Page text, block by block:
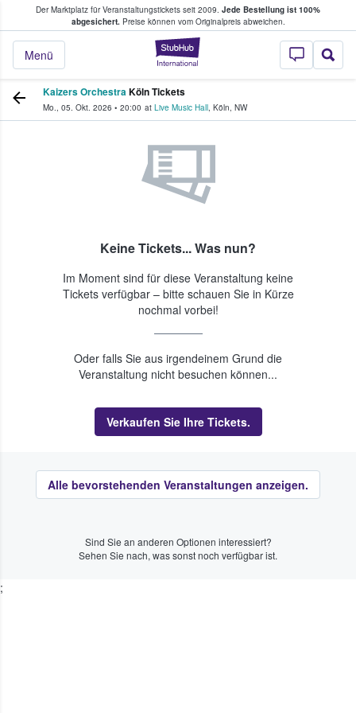
Der Marktplatz für Veranstaltungstickets seit 2009. Jede Bestellung ist 100%
abgesichert.Preise können vom Originalpreis abweichen.
StubHub - Wo
Menü
Tickets kaufen & verkaufen
Kaizers OrchestraKöln Tickets
Mo., 05. Okt. 2026 • 20:00 at Live Music Hall, Köln, NW
Keine Tickets... Was nun?
Im Moment sind für diese Veranstaltung keine
Tickets verfügbar – bitte schauen Sie in Kürze
nochmal vorbei!
Oder falls Sie aus irgendeinem Grund die
Veranstaltung nicht besuchen können...
Verkaufen Sie Ihre Tickets.
Alle bevorstehenden Veranstaltungen anzeigen.
Sind Sie an anderen Optionen interessiert?
Sehen Sie nach, was sonst noch verfügbar ist.
;